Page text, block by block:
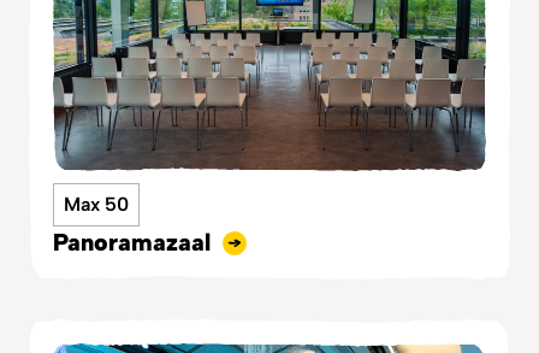
Max 50
Panoramazaal